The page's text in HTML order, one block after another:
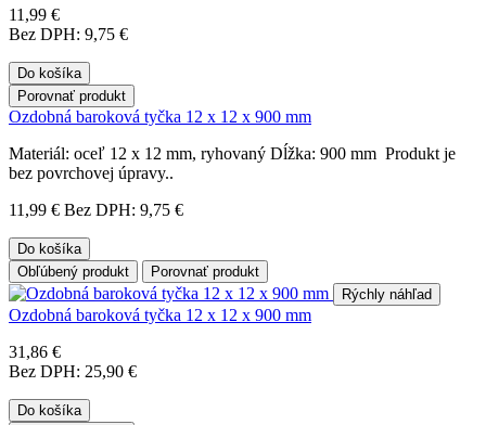
11,99 €
Bez DPH: 9,75 €
Do košíka
Porovnať produkt
Ozdobná baroková tyčka 12 x 12 x 900 mm
Materiál: oceľ 12 x 12 mm, ryhovaný Dĺžka: 900 mm Produkt je
bez povrchovej úpravy..
11,99 € Bez DPH: 9,75 €
Do košíka
Obľúbený produkt
Porovnať produkt
Rýchly náhľad
Ozdobná baroková tyčka 12 x 12 x 900 mm
31,86 €
Bez DPH: 25,90 €
Do košíka